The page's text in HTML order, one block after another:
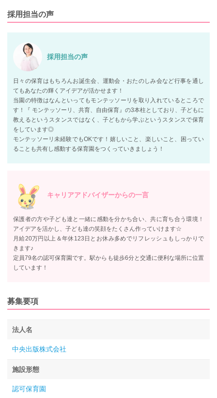
採用担当の声
採用担当の声
日々の保育はもちろんお誕生会、運動会・おたのしみ会など行事を通し
てもあなたの輝くアイデアが活かせます！
当園の特徴はなんといってもモンテッソーリを取り入れているところで
す！『 モンテッソーリ、共育、自由保育』の3本柱としており、子どもに
教えるというスタンスではなく、子どもから学ぶというスタンスで保育
をしています◎
モンテッソーリ未経験でもOKです！嬉しいこと、楽しいこと、困ってい
ることも共有し感動する保育園をつくっていきましょう！
キャリアアドバイザーからの一言
保護者の方や子ども達と一緒に感動を分かち合い、共に育ち合う環境！
アイデアを活かし、子ども達の笑顔をたくさん作っていけます☆
月給20万円以上＆年休123日とお休み多めでリフレッシュもしっかりで
きます♪
定員79名の認可保育園です。駅からも徒歩6分と交通に便利な場所に位置
しています！
募集要項
法人名
中央出版株式会社
施設形態
認可保育園